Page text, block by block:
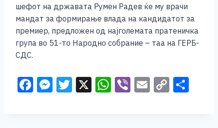
шефот на државата Румен Радев ќе му врачи
мандат за формирање влада на кандидатот за
премиер, предложен од најголемата пратеничка
група во 51-то Народно собрание – таа на ГЕРБ-
СДС.
F M T X W Vi E C